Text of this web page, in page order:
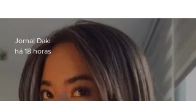
da Band
Jornal Daki
há 18 horas